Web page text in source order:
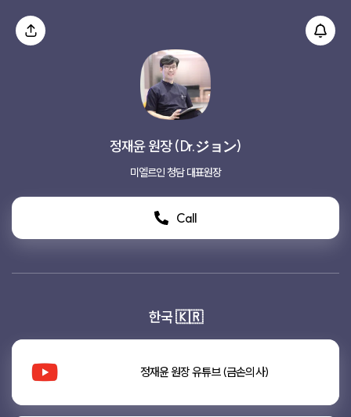
정재윤 원장 (Dr.ジョン)
미엘르인 청담 대표원장
Call
한국 🇰🇷
정재윤 원장 유튜브 (금손의사)